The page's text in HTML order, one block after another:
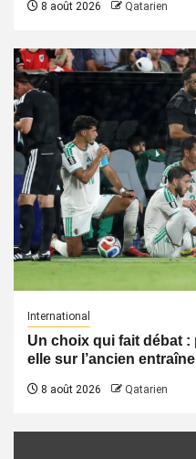
8 août 2026 Qatarien
International
Un choix qui fait débat :
elle sur l’ancien
8 août 2026 Qatarien